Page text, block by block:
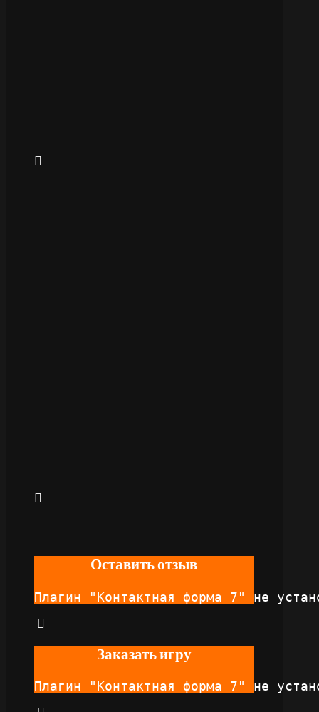
Оставить отзыв
Плагин "Контактная форма 7" не
Заказать игру
Плагин "Контактная форма 7" не